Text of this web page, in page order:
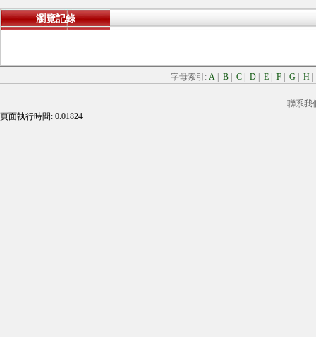
瀏覽記錄
字母索引: A B C D E F G H
聯系我
頁面執行時間: 0.01824